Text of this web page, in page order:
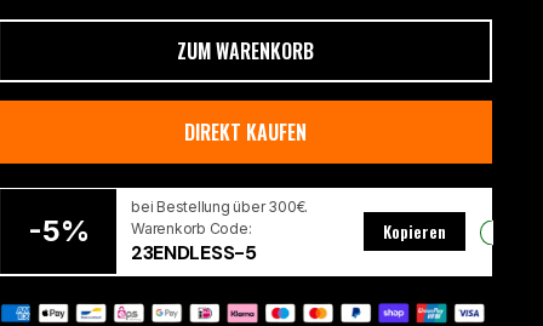
ZUM WARENKORB
DIREKT KAUFEN
-5%
bei Bestellung über 300€.
Warenkorb Code:
23ENDLESS-5
Kopieren